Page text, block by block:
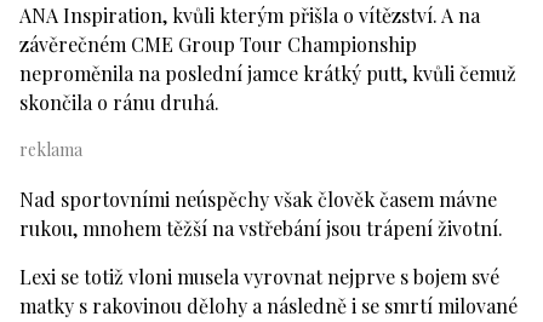
ANA Inspiration, kvůli kterým přišla o vítězství. A na
závěrečném CME Group Tour Championship
neproměnila na poslední jamce krátký putt, kvůli čemuž
skončila o ránu druhá.
Nad sportovními neúspěchy však člověk časem mávne
rukou, mnohem těžší na vstřebání jsou trápení životní.
Lexi se totiž vloni musela vyrovnat nejprve s bojem své
matky s rakovinou dělohy a následně i se smrtí milované